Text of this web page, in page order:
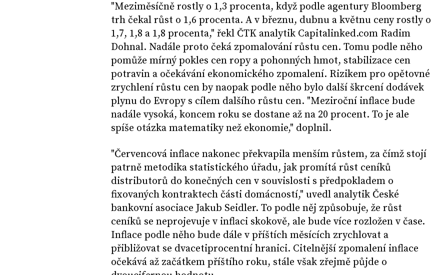
"Meziměsíčně rostly o 1,3 procenta, když podle agentury Bloomberg
trh čekal růst o 1,6 procenta. A v březnu, dubnu a květnu ceny rostly o
1,7, 1,8 a 1,8 procenta," řekl ČTK analytik Capitalinked.com Radim
Dohnal. Nadále proto čeká zpomalování růstu cen. Tomu podle něho
pomůže mírný pokles cen ropy a pohonných hmot, stabilizace cen
potravin a očekávání ekonomického zpomalení. Rizikem pro opětovné
zrychlení růstu cen by naopak podle něho bylo další škrcení dodávek
plynu do Evropy s cílem dalšího růstu cen. "Meziroční inflace bude
nadále vysoká, koncem roku se dostane až na 20 procent. To je ale
spíše otázka matematiky než ekonomie," doplnil.
"Červencová inflace nakonec překvapila menším růstem, za čímž stojí
patrně metodika statistického úřadu, jak promítá růst ceníků
distributorů do konečných cen v souvislosti s předpokladem o
fixovaných kontraktech části domácností," uvedl analytik České
bankovní asociace Jakub Seidler. To podle něj způsobuje, že růst
ceníků se neprojevuje v inflaci skokově, ale bude více rozložen v čase.
Inflace podle něho bude dále v příštích měsících zrychlovat a
přibližovat se dvacetiprocentní hranici. Citelnější zpomalení inflace
očekává až začátkem příštího roku, stále však zřejmě půjde o